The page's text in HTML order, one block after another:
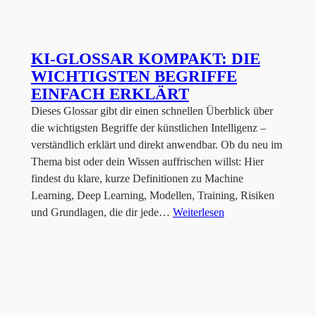
KI-GLOSSAR KOMPAKT: DIE
WICHTIGSTEN BEGRIFFE
EINFACH ERKLÄRT
Dieses Glossar gibt dir einen schnellen Überblick über
die wichtigsten Begriffe der künstlichen Intelligenz –
verständlich erklärt und direkt anwendbar. Ob du neu im
Thema bist oder dein Wissen auffrischen willst: Hier
findest du klare, kurze Definitionen zu Machine
Learning, Deep Learning, Modellen, Training, Risiken
und Grundlagen, die dir jede… Weiterlesen